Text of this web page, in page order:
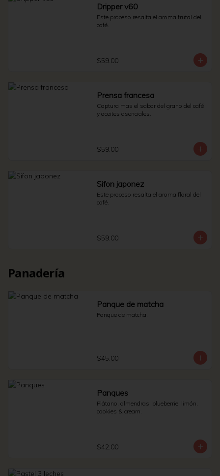
Dripper v60
Este proceso resalta el aroma frutal del
café.
$59.00
Prensa francesa
Captura mas el sabor del grano del café
y aceites asenciales.
$59.00
Sifon japonez
Este proceso resalta el aroma floral del
café.
$59.00
Panadería
Panque de matcha
Panque de matcha.
$45.00
Panques
Plátano, almendras, blueberrie, limón,
cookies & cream.
$42.00